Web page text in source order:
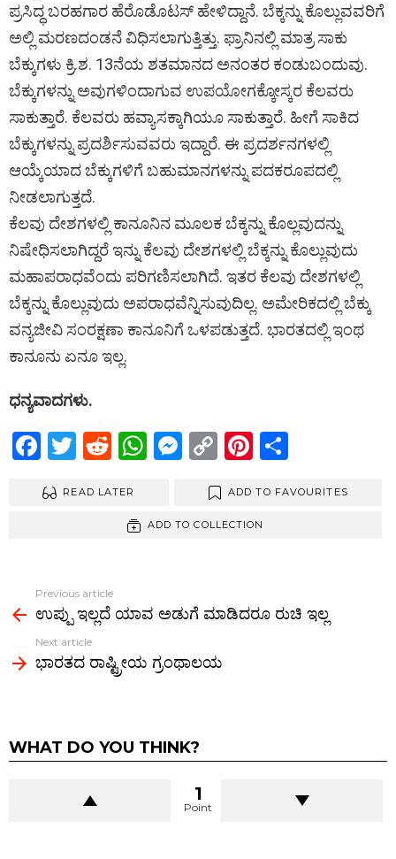
ಪ್ರಸಿದ್ಧ ಬರಹಗಾರ ಹೆರೊಡೊಟಸ್ ಹೇಳಿದ್ದಾನೆ. ಬೆಕ್ಕನ್ನು ಕೊಲ್ಲುವವರಿಗೆ
ಅಲ್ಲಿ ಮರಣದಂಡನೆ ವಿಧಿಸಲಾಗುತ್ತಿತ್ತು. ಫ್ರಾನಿನಲ್ಲಿ ಮಾತ್ರ ಸಾಕು
ಬೆಕ್ಕುಗಳು ಕ್ರಿ.ಶ. 13ನೆಯ ಶತಮಾನದ ಅನಂತರ ಕಂಡುಬಂದುವು.
ಬೆಕ್ಕುಗಳನ್ನು ಅವುಗಳಿಂದಾಗುವ ಉಪಯೋಗಕ್ಕೋಸ್ಕರ ಕೆಲವರು
ಸಾಕುತ್ತಾರೆ. ಕೆಲವರು ಹವ್ಯಾಸಕ್ಕಾಗಿಯೂ ಸಾಕುತ್ತಾರೆ. ಹೀಗೆ ಸಾಕಿದ
ಬೆಕ್ಕುಗಳನ್ನು ಪ್ರದರ್ಶಿಸುವವರು ಇದ್ದಾರೆ. ಈ ಪ್ರದರ್ಶನಗಳಲ್ಲಿ
ಆಯ್ಕೆಯಾದ ಬೆಕ್ಕುಗಳಿಗೆ ಬಹುಮಾನಗಳನ್ನು ಪದಕರೂಪದಲ್ಲಿ
ನೀಡಲಾಗುತ್ತದೆ.
ಕೆಲವು ದೇಶಗಳಲ್ಲಿ ಕಾನೂನಿನ ಮೂಲಕ ಬೆಕ್ಕನ್ನು ಕೊಲ್ಲವುದನ್ನು
ನಿಷೇಧಿಸಲಾಗಿದ್ದರೆ ಇನ್ನು ಕೆಲವು ದೇಶಗಳಲ್ಲಿ ಬೆಕ್ಕನ್ನು ಕೊಲ್ಲುವುದು
ಮಹಾಪರಾಧವೆಂದು ಪರಿಗಣಿಸಲಾಗಿದೆ. ಇತರ ಕೆಲವು ದೇಶಗಳಲ್ಲಿ
ಬೆಕ್ಕನ್ನು ಕೊಲ್ಲುವುದು ಅಪರಾಧವೆನ್ನಿಸುವುದಿಲ್ಲ. ಅಮೇರಿಕದಲ್ಲಿ ಬೆಕ್ಕು
ವನ್ಯಜೀವಿ ಸಂರಕ್ಷಣಾ ಕಾನೂನಿಗೆ ಒಳಪಡುತ್ತದೆ. ಭಾರತದಲ್ಲಿ ಇಂಥ
ಕಾನೂನು ಏನೂ ಇಲ್ಲ.
ಧನ್ಯವಾದಗಳು.
F
ce
o
k
T
tt
R
d
di
W
s
p
M
se
n
C
py
Li
Pi
er
es
ar
READ LATER ADD TO FAVOURITES
ADD TO COLLECTION
more
Previous article
ಉಪ್ಪು ಇಲ್ಲದೆ ಯಾವ ಅಡುಗೆ ಮಾಡಿದರೂ ರುಚಿ ಇಲ್ಲ
Next article
ಭಾರತದ ರಾಷ್ಟ್ರೀಯ ಗ್ರಂಥಾಲಯ
WHAT DO YOU THINK?
1
Point